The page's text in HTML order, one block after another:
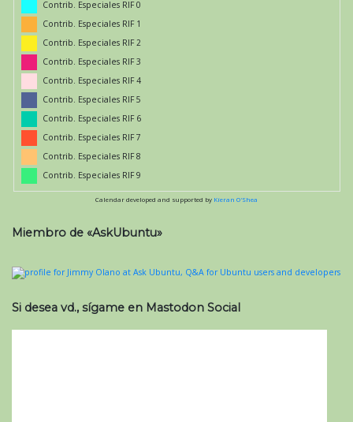
Contrib. Especiales RIF 0
Contrib. Especiales RIF 1
Contrib. Especiales RIF 2
Contrib. Especiales RIF 3
Contrib. Especiales RIF 4
Contrib. Especiales RIF 5
Contrib. Especiales RIF 6
Contrib. Especiales RIF 7
Contrib. Especiales RIF 8
Contrib. Especiales RIF 9
Calendar developed and supported by Kieran O'Shea
Miembro de «AskUbuntu»
Si desea vd., sígame en Mastodon Social